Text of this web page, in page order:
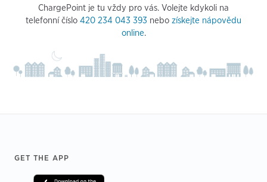
ChargePoint je tu vždy pro vás. Volejte kdykoli na
telefonní číslo 420 234 043 393 nebo získejte nápovědu
online.
Footer
GET THE APP